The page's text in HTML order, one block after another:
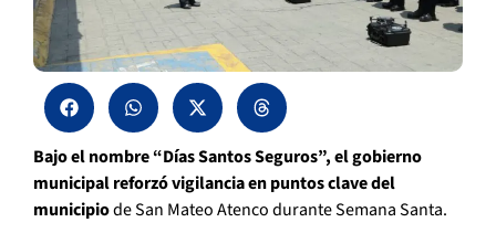
Bajo el nombre “Días Santos Seguros”, el gobierno
municipal reforzó vigilancia en puntos clave del
municipiode San Mateo Atenco durante Semana Santa.